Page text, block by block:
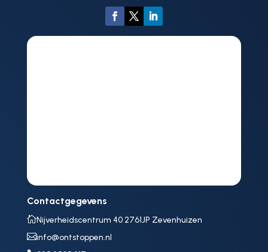
Contactgegevens
Nijverheidscentrum 40 2761JP Zevenhuizen
info@ontstoppen.nl